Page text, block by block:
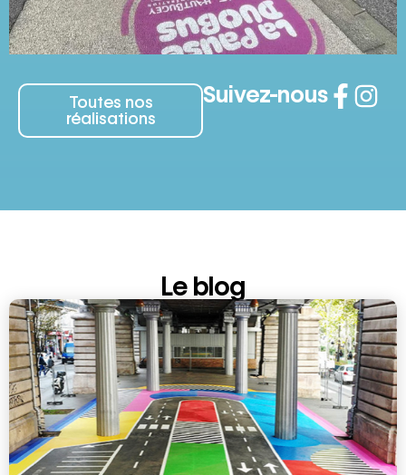
Toutes nos
réalisations
Suivez-nous
Le blog